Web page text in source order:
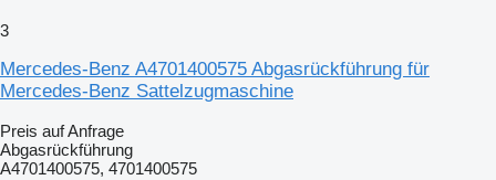
3
Mercedes-Benz A4701400575 Abgasrückführung für
Mercedes-Benz Sattelzugmaschine
Preis auf Anfrage
Abgasrückführung
A4701400575, 4701400575